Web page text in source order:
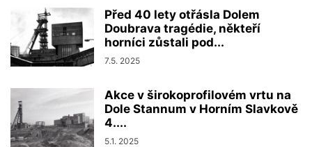
Před 40 lety otřásla Dolem
Doubrava tragédie, někteří
horníci zůstali pod...
7.5. 2025
Akce v širokoprofilovém vrtu na
Dole Stannum v Horním Slavkově
4....
5.1. 2025